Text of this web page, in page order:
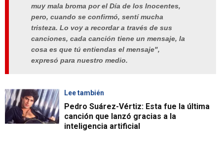
muy mala broma por el Día de los Inocentes,
pero, cuando se confirmó, sentí mucha
tristeza. Lo voy a recordar a través de sus
canciones, cada canción tiene un mensaje, la
cosa es que tú entiendas el mensaje",
expresó para nuestro medio.
Lee también
Pedro Suárez-Vértiz: Esta fue la última
canción que lanzó gracias a la
inteligencia artificial